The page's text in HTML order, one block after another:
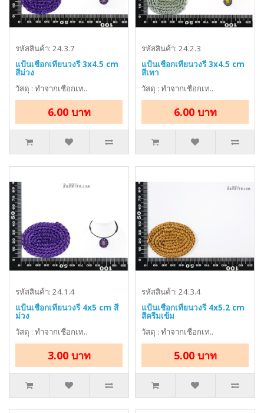
รหัสสินค้า: 24.3.7
แป้นเชือกเทียนวงรี 3x4.5 cm
สีม่วง
วัสดุ : ทำจากเชือกเท..
6.00 บาท
รหัสสินค้า: 24.2.3
แป้นเชือกเทียนวงรี 3x4.5 cm
สีเทา
วัสดุ : ทำจากเชือกเท..
6.00 บาท
รหัสสินค้า: 24.1.4
แป้นเชือกเทียนวงรี 4x5 cm สี
ม่วง
วัสดุ : ทำจากเชือกเท..
3.00 บาท
รหัสสินค้า: 24.3.4
แป้นเชือกเทียนวงรี 4x5.2 cm
สีครีมเข้ม
วัสดุ : ทำจากเชือกเท..
5.00 บาท